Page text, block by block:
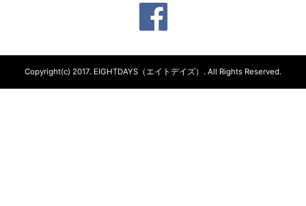
Copyright(c) 2017. EIGHTDAYS（エイトデイズ）. All Rights Reserved.